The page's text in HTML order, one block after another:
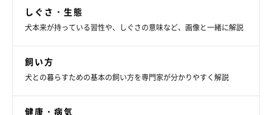
しぐさ・生態
犬本来が持っている習性や、しぐさの意味など、画像と一緒に解説
飼い方
犬との暮らすための基本の飼い方を専門家が分かりやすく解説
健康・病気